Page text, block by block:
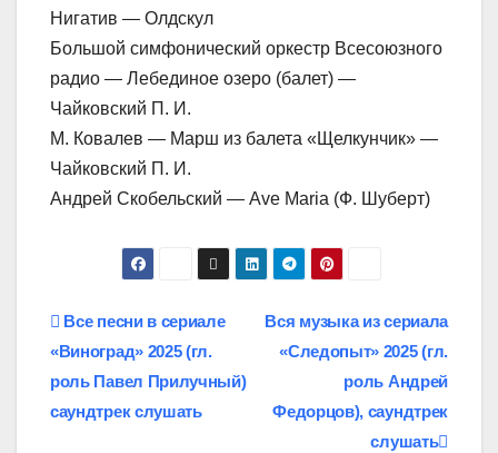
Нигатив — Олдскул
Большой симфонический оркестр Всесоюзного
радио — Лебединое озеро (балет) —
Чайковский П. И.
М. Ковалев — Марш из балета «Щелкунчик» —
Чайковский П. И.
Андрей Скобельский — Ave Maria (Ф. Шуберт)
Навигация
по
записям
Вся музыка из сериала
«Следопыт» 2025 (гл.
роль Андрей
Федорцов), саундтрек
слушать
Все песни в сериале
«Виноград» 2025 (гл.
роль Павел Прилучный)
саундтрек слушать